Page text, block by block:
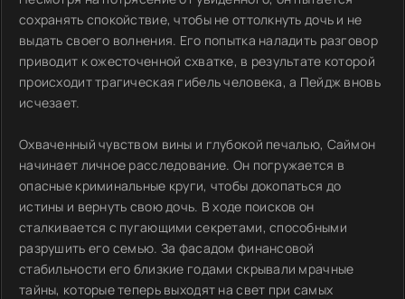
сохранять спокойствие, чтобы не оттолкнуть дочь и не
выдать своего волнения. Его попытка наладить разговор
приводит к ожесточенной схватке, в результате которой
происходит трагическая гибель человека, а Пейдж вновь
исчезает.
Охваченный чувством вины и глубокой печалью, Саймон
начинает личное расследование. Он погружается в
опасные криминальные круги, чтобы докопаться до
истины и вернуть свою дочь. В ходе поисков он
сталкивается с пугающими секретами, способными
разрушить его семью. За фасадом финансовой
стабильности его близкие годами скрывали мрачные
тайны, которые теперь выходят на свет при самых